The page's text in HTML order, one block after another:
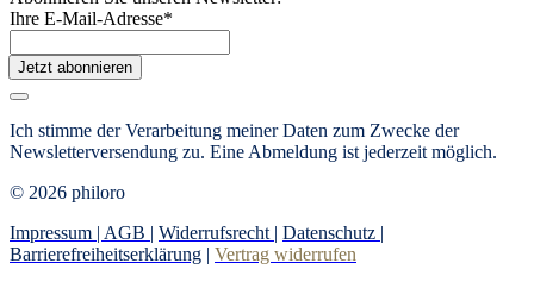
Ihre E-Mail-Adresse*
Jetzt abonnieren
Ich stimme der Verarbeitung meiner Daten zum Zwecke der
Newsletterversendung zu. Eine Abmeldung ist jederzeit möglich.
© 2026 philoro
Impressum | AGB | Widerrufsrecht | Datenschutz |
Barrierefreiheitserklärung | Vertrag widerrufen